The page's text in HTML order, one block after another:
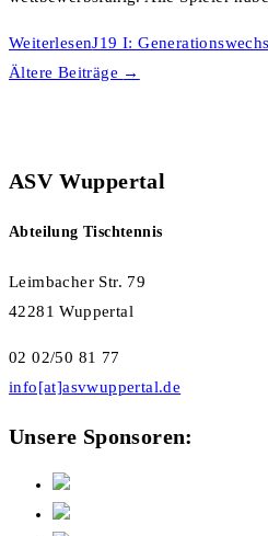
WeiterlesenJ19 I:
Ältere Beiträge →
ASV Wuppertal
Abteilung Tischtennis
Leimbacher Str. 79
42281 Wuppertal
02 02/50 81 77
info[at]asvwuppertal.de
Unsere Sponsoren: